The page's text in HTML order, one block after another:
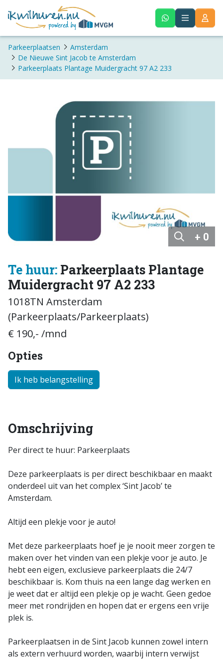
Parkeerplaatsen
Amsterdam
De Nieuwe Sint Jacob te Amsterdam
Parkeerplaats Plantage Muidergracht 97 A2 233
+ 0
Te huur: Parkeerplaats Plantage
Muidergracht 97 A2 233
1018TN Amsterdam
(Parkeerplaats/Parkeerplaats)
€ 190,- /mnd
Opties
Ik heb belangstelling
Omschrijving
Per direct te huur: Parkeerplaats
Deze parkeerplaats is per direct beschikbaar en maakt
onderdeel uit van het complex ‘Sint Jacob’ te
Amsterdam.
Altijd een plekje voor je auto!
Met deze parkeerplaats hoef je je nooit meer zorgen te
maken over het vinden van een plekje voor je auto. Je
hebt een eigen, exclusieve parkeerplaats die 24/7
beschikbaar is. Kom thuis na een lange dag werken en
je weet dat er altijd een plekje op je wacht. Geen gedoe
meer met rondrijden en hopen dat er ergens een vrije
plek is.
Parkeerplaatsen in de Sint Jacob kunnen zowel intern
als extern verhuurd worden, waarbij intern verwijst